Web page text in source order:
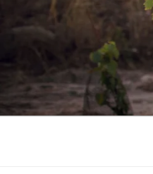
contingut